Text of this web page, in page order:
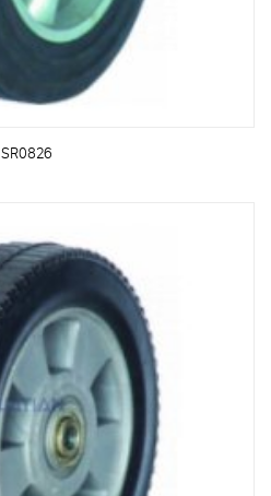
SR0826